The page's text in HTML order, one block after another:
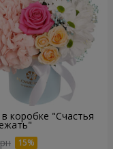
коробке "Счастья